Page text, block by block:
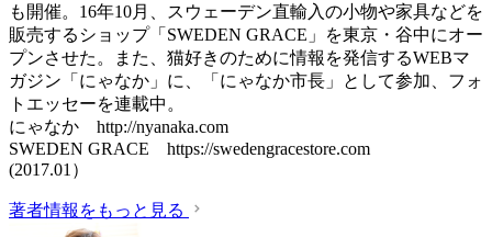
も開催。16年10月、スウェーデン直輸入の小物や家具などを
販売するショップ「SWEDEN GRACE」を東京・谷中にオー
プンさせた。また、猫好きのために情報を発信するWEBマ
ガジン「にゃなか」に、「にゃなか市長」として参加、フォ
トエッセーを連載中。
にゃなか http://nyanaka.com
SWEDEN GRACE https://swedengracestore.com
(2017.01）
著者情報をもっと見る